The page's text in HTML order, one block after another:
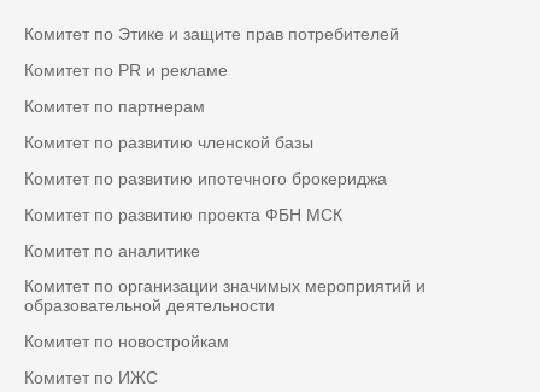
Комитет по Этике и защите прав потребителей
Комитет по PR и рекламе
Комитет по партнерам
Комитет по развитию членской базы
Комитет по развитию ипотечного брокериджа
Комитет по развитию проекта ФБН МСК
Комитет по аналитике
Комитет по организации значимых мероприятий и
образовательной деятельности
Комитет по новостройкам
Комитет по ИЖС